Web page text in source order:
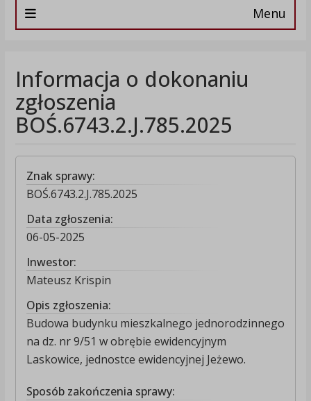
Menu
Informacja o dokonaniu
zgłoszenia
BOŚ.6743.2.J.785.2025
Znak sprawy:
BOŚ.6743.2.J.785.2025
Data zgłoszenia:
06-05-2025
Inwestor:
Mateusz Krispin
Opis zgłoszenia:
Budowa budynku mieszkalnego jednorodzinnego
na dz. nr 9/51 w obrębie ewidencyjnym
Laskowice, jednostce ewidencyjnej Jeżewo.
Sposób zakończenia sprawy: